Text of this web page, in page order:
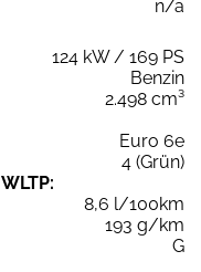
n/a
124 kW / 169 PS
Benzin
2.498 cm³
Euro 6e
4 (Grün)
8,6 l/100km
193 g/km
G